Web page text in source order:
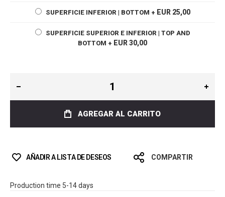
SUPERFICIE INFERIOR | BOTTOM + EUR 25,00
SUPERFICIE SUPERIOR E INFERIOR | TOP AND
BOTTOM + EUR 30,00
AGREGAR AL CARRITO
AÑADIR A LISTA DE DESEOS COMPARTIR
Production time 5-14 days